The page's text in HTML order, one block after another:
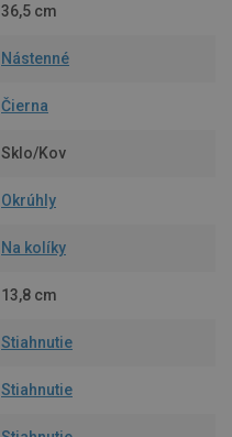
36,5 cm
Nástenné
Čierna
Sklo/Kov
Okrúhly
Na kolíky
13,8 cm
Stiahnutie
Stiahnutie